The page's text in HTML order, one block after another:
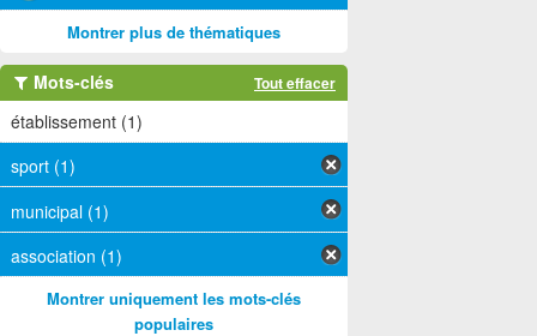
Montrer plus de thématiques
Mots-clés Tout effacer
établissement (1)
sport (1)
municipal (1)
association (1)
Montrer uniquement les mots-clés
populaires